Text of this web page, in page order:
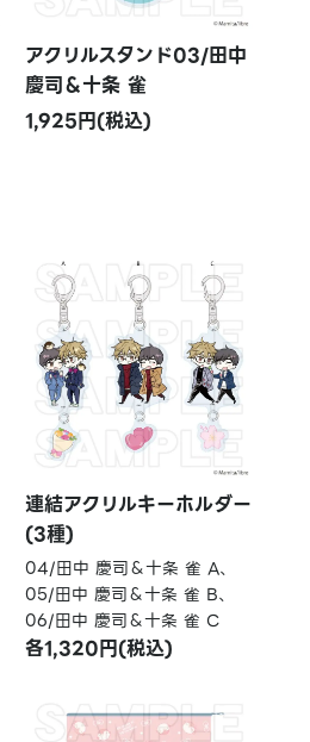
アクリルスタンド03/田中
慶司＆十条 雀
1,925円(税込)
連結アクリルキーホルダー
(3種)
04/田中 慶司＆十条 雀 A、
05/田中 慶司＆十条 雀 B、
06/田中 慶司＆十条 雀 C
各1,320円(税込)